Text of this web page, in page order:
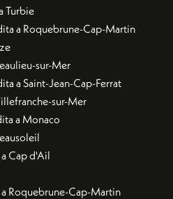
Turbie
a Roquebrune-Cap-Martin
sur-Mer
a Saint-Jean-Cap-Ferrat
sur-Mer
a Monaco
Cap d'Ail
Roquebrune-Cap-Martin